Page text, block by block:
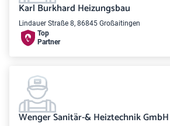
Karl Burkhard Heizungsbau
Lindauer Straße 8, 86845 Großaitingen
Top
Partner
Wenger Sanitär-& Heiztechnik GmbH